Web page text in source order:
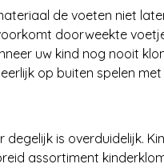
de voeten niet
doorweekte
uw kind nog nooit
op buiten spelen
is overduidelijk.
assortiment